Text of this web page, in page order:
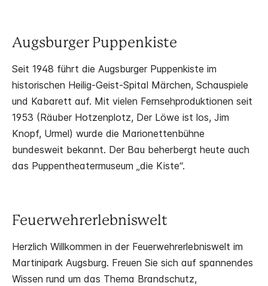
Augsburger Puppenkiste
Seit 1948 führt die Augsburger Puppenkiste im
historischen Heilig-Geist-Spital Märchen, Schauspiele
und Kabarett auf. Mit vielen Fernsehproduktionen seit
1953 (Räuber Hotzenplotz, Der Löwe ist los, Jim
Knopf, Urmel) wurde die Marionettenbühne
bundesweit bekannt. Der Bau beherbergt heute auch
das Puppentheatermuseum „die Kiste“.
Feuerwehrerlebniswelt
Herzlich Willkommen in der Feuerwehrerlebniswelt im
Martinipark Augsburg. Freuen Sie sich auf spannendes
Wissen rund um das Thema Brandschutz,